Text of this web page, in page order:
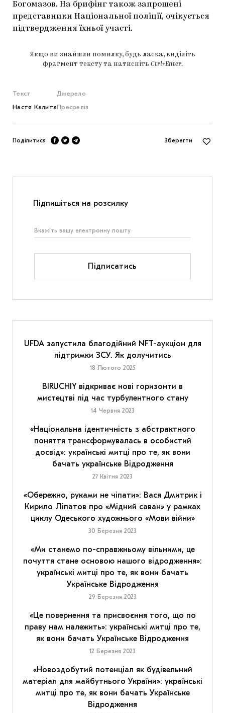
Богомазов. На брифінг також запрошені
представники Національної поліції, очікується
підтвердження їхньої участі.
Якщо ви знайшли помилку, будь ласка, виділіть
фрагмент тексту та натисніть Ctrl+Enter.
Текст
Настя Калита
Джерело
Пресреліз
Поділитися Зберегти
Підпишіться на розсилку
Підписатись
UFDA запустила благодійний NFT-аукціон для
підтримки ЗСУ. Як долучитись
18 Лютого 2025
BIRUCHIY відкриває нові горизонти в
мистецтві під час турбулентного стану
14 Червня 2023
«Національна ідентичність з абстрактного
поняття трансформувалась в особистий
досвід»: українські митці про те, як вони
бачать українське Відродження
27 Квітня 2023
«Обережно, руками не чіпати»: Вася Дмитрик і
Кирило Ліпатов про «Мідний саван» у рамках
циклу Одеського художнього «Мови війни»
30 Березня 2023
«Ми станемо по-справжньому вільними, це
почуття стане основою нашого відродження»:
українські митці про те, як вони бачать
Українське Відродження
29 Березня 2023
«Це повернення та присвоєння того, що по
праву нам належить»: українські митці про те,
як вони бачать Українське Відродження
12 Березня 2023
«Новоздобутий потенціал як будівельний
матеріал для майбутнього України»: українські
митці про те, як вони бачать Українське
Відродження